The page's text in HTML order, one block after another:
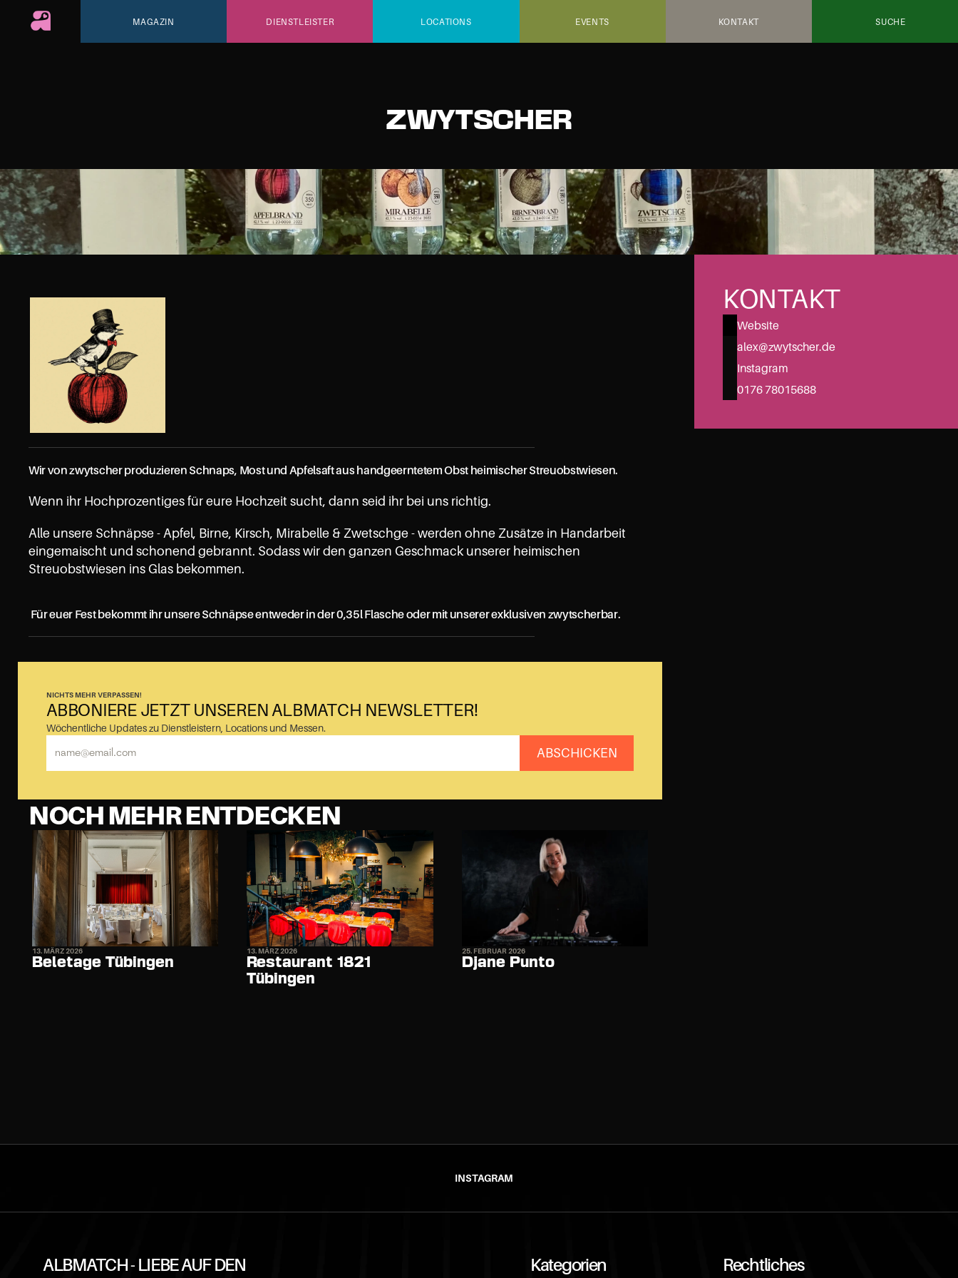
MAGAZIN DIENSTLEISTER LOCATIONS EVENTS KONTAKT SUCHE
ZWYTSCHER
Wir von zwytscher produzieren Schnaps, Most und Apfelsaft aus handgeerntetem Obst heimischer Streuobstwiesen.
Wenn ihr Hochprozentiges für eure Hochzeit sucht, dann seid ihr bei uns richtig.
Alle unsere Schnäpse - Apfel, Birne, Kirsch, Mirabelle & Zwetschge - werden ohne Zusätze in Handarbeit
eingemaischt und schonend gebrannt. Sodass wir den ganzen Geschmack unserer heimischen
Streuobstwiesen ins Glas bekommen.
Für euer Fest bekommt ihr unsere Schnäpse entweder in der 0,35l Flasche oder mit unserer exklusiven zwytscherbar.
NICHTS MEHR VERPASSEN!
ABBONIERE JETZT UNSEREN ALBMATCH NEWSLETTER!
Wöchentliche Updates zu Dienstleistern, Locations und Messen.
ABSCHICKEN
NOCH MEHR ENTDECKEN
13. MÄRZ 2026
Beletage Tübingen
13. MÄRZ 2026
Restaurant 1821
Tübingen
25. FEBRUAR 2026
Djane Punto
KONTAKT
Website
alex@zwytscher.de
Instagram
0176 78015688
INSTAGRAM
ALBMATCH - LIEBE AUF DEN
Kategorien Rechtliches